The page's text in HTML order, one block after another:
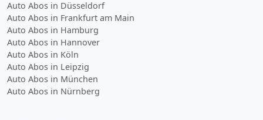
Auto Abos in Düsseldorf
Auto Abos in Frankfurt am Main
Auto Abos in Hamburg
Auto Abos in Hannover
Auto Abos in Köln
Auto Abos in Leipzig
Auto Abos in München
Auto Abos in Nürnberg